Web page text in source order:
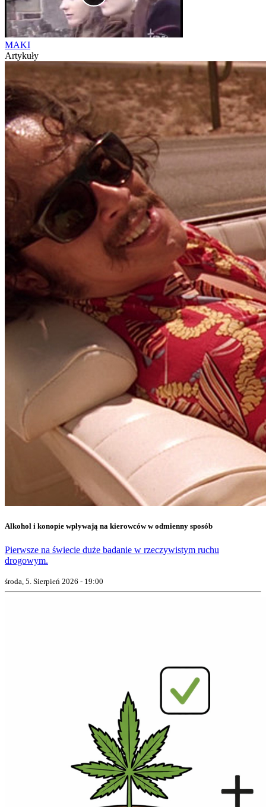
MAKI
Artykuły
Alkohol i konopie wpływają na kierowców w odmienny sposób
Pierwsze na świecie duże badanie w rzeczywistym ruchu
drogowym.
środa, 5. Sierpień 2026 - 19:00